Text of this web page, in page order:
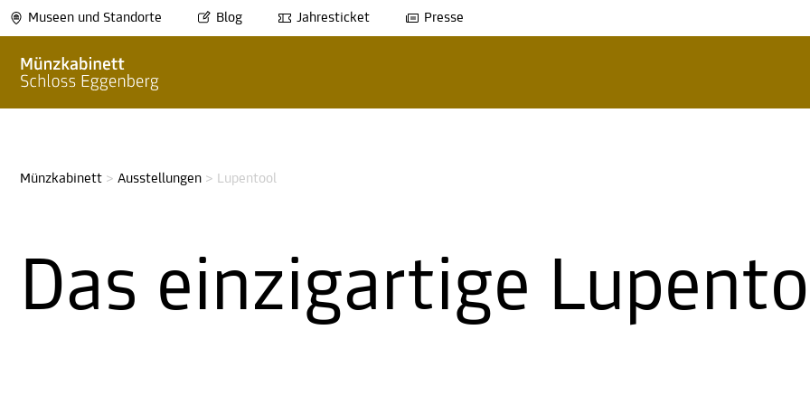
Museen und Standorte Blog Jahresticket Presse
Münzkabinett > Ausstellungen > Lupentool
Das einzigartige